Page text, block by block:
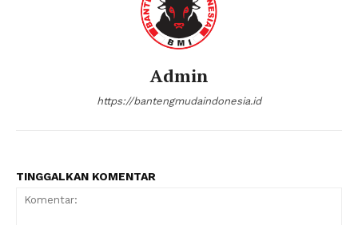
Admin
https://bantengmudaindonesia.id
TINGGALKAN KOMENTAR